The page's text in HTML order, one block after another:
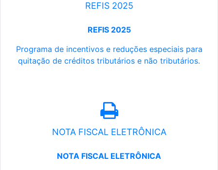
REFIS 2025
REFIS 2025
Programa de incentivos e reduções especiais para
quitação de créditos tributários e não tributários.
NOTA FISCAL ELETRÔNICA
NOTA FISCAL ELETRÔNICA